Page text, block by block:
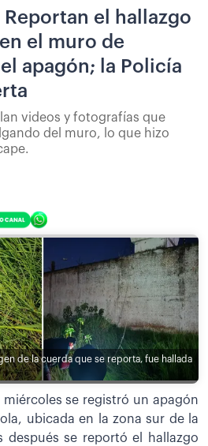
Reportan el hallazgo
el muro de
apagón; la Policía
videos y fotografías que
del muro, lo que hizo
de la cuerda que se reporta, fue hallada
miércoles se registró un apagón
ubicada en la zona sur de la
después se reportó el hallazgo